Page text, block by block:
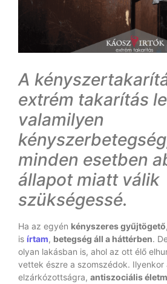
A
extrém takarítás
valamilyen
minden esetben
állapot miatt válik
szükségessé.
Ha az egyén kényszeres gyűjtögető
is írtam, betegség áll a háttérben.
olyan lakásban is, ahol az ott élő
vettek észre a szomszédok.
elzárkózottságra, antiszociális